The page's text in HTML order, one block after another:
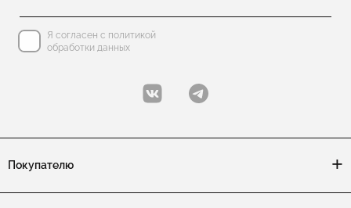
Я согласен с политикой
обработки данных
Покупателю